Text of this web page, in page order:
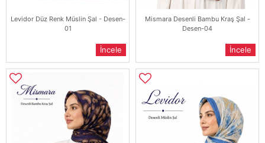
Levidor Düz Renk Müslin Şal - Desen-
01
İncele
Mismara Desenli Bambu Kraş Şal -
Desen-04
İncele